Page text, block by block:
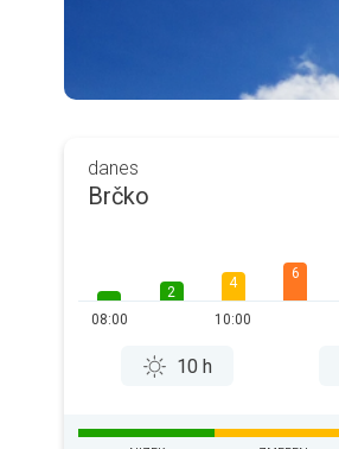
danes
Brčko
08:00
2
4
10:00
6
10 h